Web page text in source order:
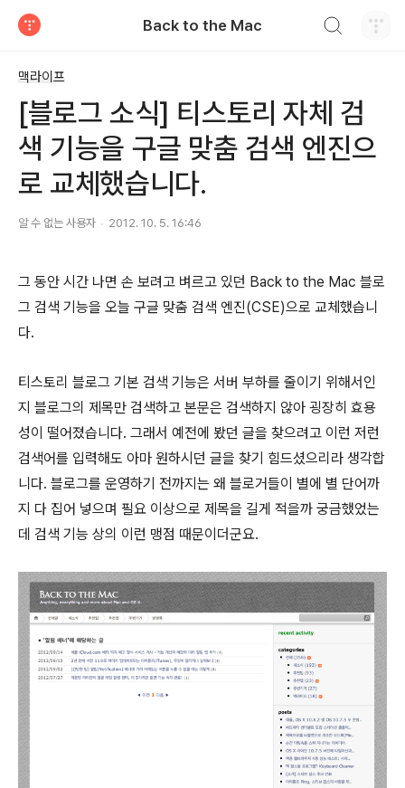
Back to the Mac
맥라이프
[블로그 소식] 티스토리 자체 검
색 기능을 구글 맞춤 검색 엔진으
로 교체했습니다.
알 수 없는 사용자 2012. 10. 5. 16:46
그 동안 시간 나면 손 보려고 벼르고 있던 Back to the Mac 블로
그 검색 기능을 오늘 구글 맞춤 검색 엔진(CSE)으로 교체했습니
다.
티스토리 블로그 기본 검색 기능은 서버 부하를 줄이기 위해서인
지 블로그의 제목만 검색하고 본문은 검색하지 않아 굉장히 효용
성이 떨어졌습니다. 그래서 예전에 봤던 글을 찾으려고 이런 저런
검색어를 입력해도 아마 원하시던 글을 찾기 힘드셨으리라 생각합
니다. 블로그를 운영하기 전까지는 왜 블로거들이 별에 별 단어까
지 다 집어 넣으며 필요 이상으로 제목을 길게 적을까 궁금했었는
데 검색 기능 상의 이런 맹점 때문이더군요.